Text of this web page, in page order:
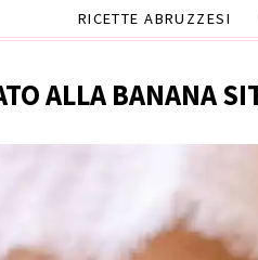
RICETTE ABRUZZESI
ALLA BANANA